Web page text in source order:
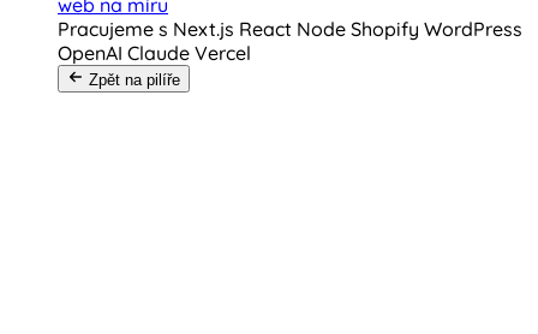
web na míru
Pracujeme s Next.js React Node Shopify WordPress
OpenAI Claude Vercel
Zpět na pilíře